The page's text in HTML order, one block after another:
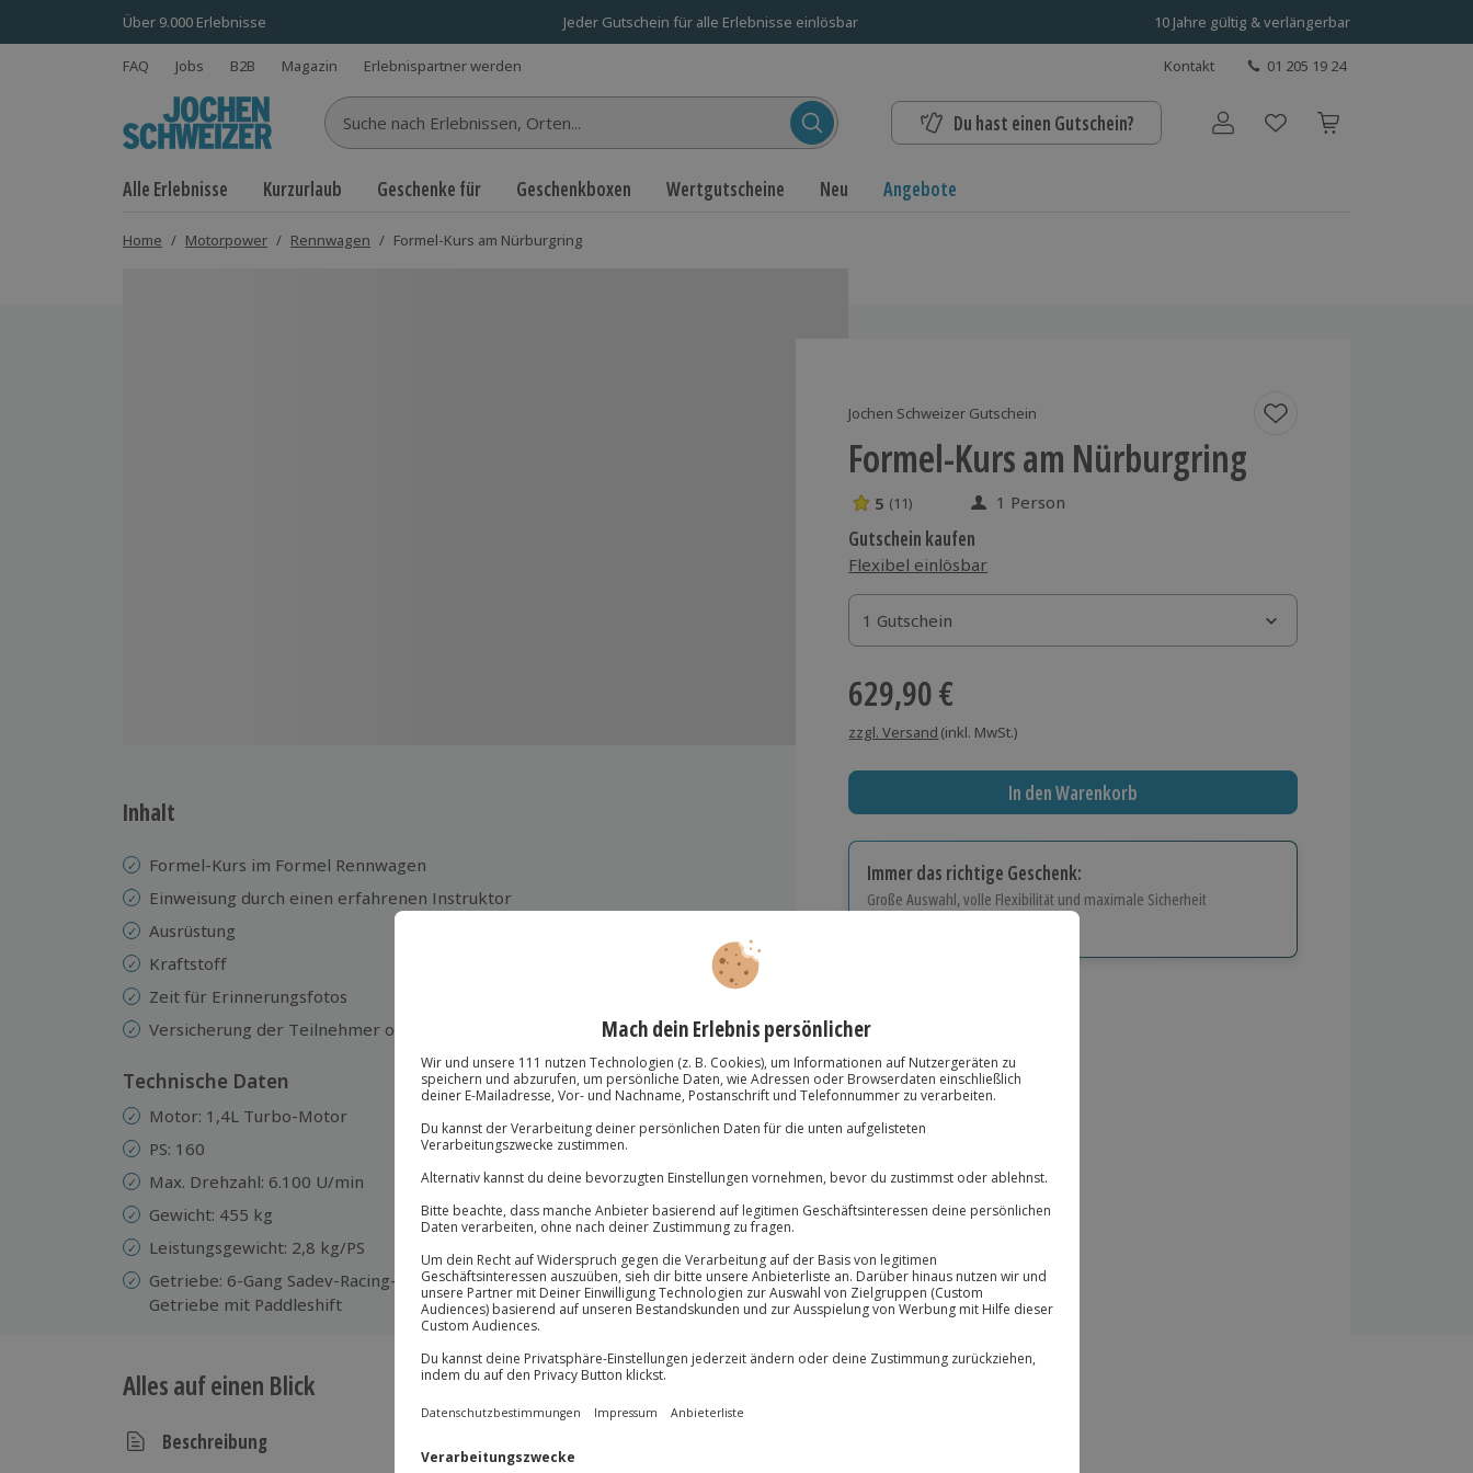
Über 9.000 Erlebnisse Jeder Gutschein für alle Erlebnisse einlösbar 10 Jahre gültig & verlängerbar
FAQ Jobs B2B Magazin Erlebnispartner werden Kontakt 01 205 19 24
Suche nach Erlebnissen... Du hast einen Gutschein? Benutzerkonto
Alle Erlebnisse Kurzurlaub Geschenke für Geschenkboxen Wertgutscheine Neu Angebote
Home / Motorpower / Rennwagen / Formel-Kurs am Nürburgring
Jochen Schweizer Gutschein
Formel-Kurs am Nürburgring
5 Sterne von 5 aus 11 Bewertungen
5 (11) 1 Person
Gutschein kaufen
Flexibel einlösbar
1 Gutschein
1 Gutschein
1 Gutschein
629,90 €
zzgl. Versand (inkl. MwSt.)
In den Warenkorb
Immer das richtige Geschenk:
Große Auswahl, volle Flexibilität und maximale Sicherheit
10 Jahre gültig & verlängerbar.
Inhalt
Formel-Kurs im Formel Rennwagen
Einweisung durch einen erfahrenen Instruktor
Ausrüstung
Kraftstoff
Zeit für Erinnerungsfotos
Versicherung der Teilnehmer ohne Selbstbeteiligung
Technische Daten
Motor: 1,4L Turbo-Motor
PS: 160
Max. Drehzahl: 6.100 U/min
Gewicht: 455 kg
Leistungsgewicht: 2,8 kg/PS
Getriebe: 6-Gang Sadev-Racing-
Getriebe mit Paddleshift
Kevlarverbund (FIA F4 safety-
Kamera-System, Rettungssitz und
DSC, NAVI, PDC & kein Autopilot
Alles auf einen Blick
Beschreibung